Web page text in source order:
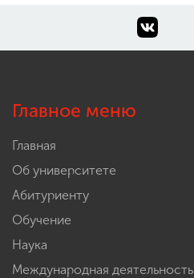
Главное меню
Главная
Об университете
Абитуриенту
Обучение
Наука
Международная деятельность